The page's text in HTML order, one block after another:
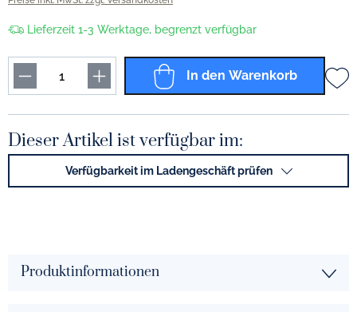
Lieferzeit 1-3 Werktage, begrenzt verfügbar
In den Warenkorb
Dieser Artikel ist verfügbar im:
Verfügbarkeit im Ladengeschäft prüfen
Produktinformationen